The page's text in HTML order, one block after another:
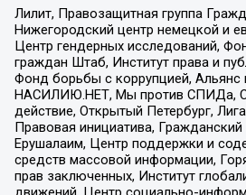
Лилит, Правозащитная группа
Нижегородский центр немецкой и
Центр гендерных исследований,
граждан Штаб, Институт права и
Фонд борьбы с коррупцией, Альянс
НАСИЛИЮ.НЕТ, Мы против СПИДа,
действие, Открытый Петербург,
Правовая инициатива,
Ерушалаим, Центр поддержки и
средств массовой информации,
прав заключенных, Институт